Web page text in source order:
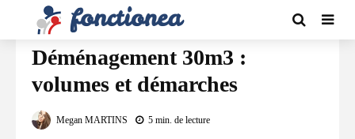
DÉMÉNAGEMENT
Déménagement 30m3 :
volumes et démarches
Megan MARTINS 5 min. de lecture